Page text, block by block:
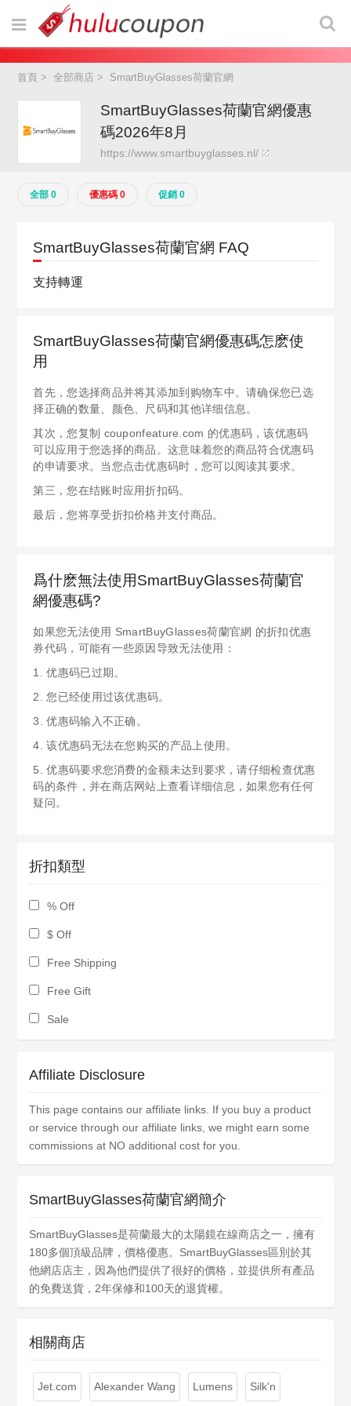
首頁 >全部商店 > SmartBuyGlasses荷蘭官網
SmartBuyGlasses荷蘭官網優惠
碼2026年8月
https://www.smartbuyglasses.nl/
全部 0 優惠碼 0 促銷 0
SmartBuyGlasses荷蘭官網 FAQ
支持轉運
SmartBuyGlasses荷蘭官網優惠碼怎麽使
用
首先，您选择商品并将其添加到购物车中。请确保您已选
择正确的数量、颜色、尺码和其他详细信息。
其次，您复制 couponfeature.com 的优惠码，该优惠码
可以应用于您选择的商品。这意味着您的商品符合优惠码
的申请要求。当您点击优惠码时，您可以阅读其要求。
第三，您在结账时应用折扣码。
最后，您将享受折扣价格并支付商品。
爲什麽無法使用SmartBuyGlasses荷蘭官
網優惠碼?
如果您无法使用 SmartBuyGlasses荷蘭官網 的折扣优惠
券代码，可能有一些原因导致无法使用：
1. 优惠码已过期。
2. 您已经使用过该优惠码。
3. 优惠码输入不正确。
4. 该优惠码无法在您购买的产品上使用。
5. 优惠码要求您消费的金额未达到要求，请仔细检查优惠
码的条件，并在商店网站上查看详细信息，如果您有任何
疑问。
折扣類型
% Off
$ Off
Free Shipping
Free Gift
Sale
Affiliate Disclosure
This page contains our affiliate links. If you buy a product
or service through our affiliate links, we might earn some
commissions at NO additional cost for you.
SmartBuyGlasses荷蘭官網簡介
SmartBuyGlasses是荷蘭最大的太陽鏡在線商店之一，擁有
180多個頂級品牌，價格優惠。SmartBuyGlasses區別於其
他網店店主，因為他們提供了很好的價格，並提供所有產品
的免費送貨，2年保修和100天的退貨權。
相關商店
Jet.com Alexander Wang Lumens Silk'n